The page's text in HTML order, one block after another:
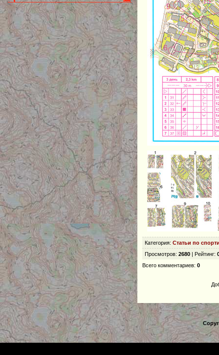
Категория: Статьи по
Просмотров: 2680 | Рейтинг:
Всего комментариев: 0